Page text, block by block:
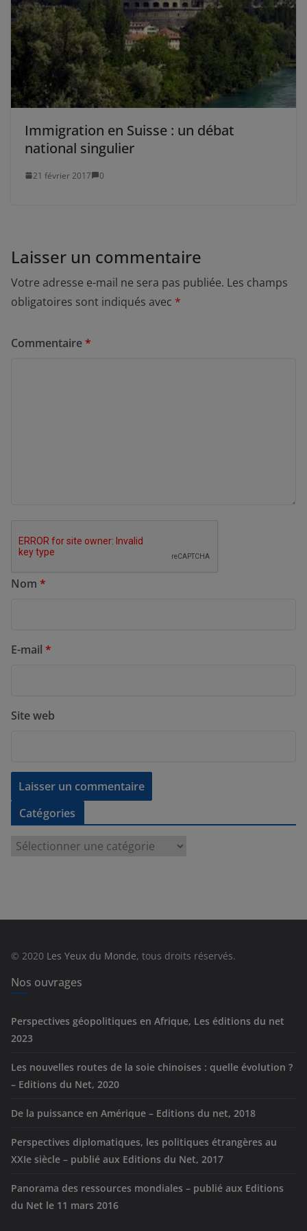
Immigration en Suisse : un débat
national singulier
21 février 2017 0
Laisser un commentaire
Votre adresse e-mail ne sera pas publiée. Les champs
obligatoires sont indiqués avec *
Commentaire*
Nom *
E-mail *
Site web
Catégories
e
s
© 2020 Les Yeux du Monde, tous droits réservés.
Nos ouvrages
Perspectives géopolitiques en Afrique, Les éditions du net
2023
Les nouvelles routes de la soie chinoises : quelle évolution ?
– Editions du Net, 2020
De la puissance en Amérique – Editions du net, 2018
Perspectives diplomatiques, les politiques étrangères au
XXIe siècle – publié aux Editions du Net, 2017
Panorama des ressources mondiales – publié aux Editions
du Net le 11 mars 2016